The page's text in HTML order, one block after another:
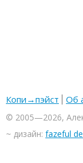
Копи→пэйст Об
© 2005—2026,
~ дизайн: fazeful